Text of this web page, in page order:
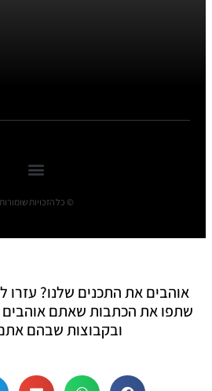
© כל הזכויות שומורות
אוהבים את התכנים שלנו? עזרו
שתפו את הכתבות שאתם אוהבים
ובקבוצות שבהם אתם